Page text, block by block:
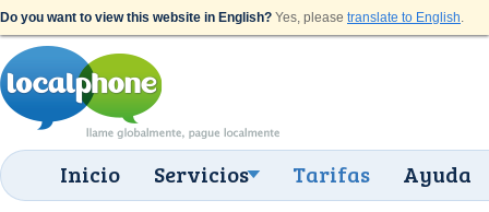
Do you want to view this website in English? Yes, please translate to English.
Inicio Servicios Tarifas Ayuda